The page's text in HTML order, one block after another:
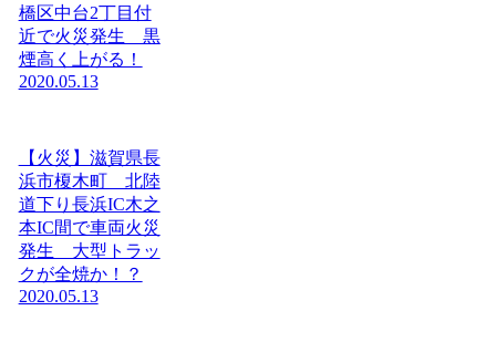
橋区中台2丁目付
近で火災発生 黒
煙高く上がる！
2020.05.13
【火災】滋賀県長
浜市榎木町 北陸
道下り長浜IC木之
本IC間で車両火災
発生 大型トラッ
クが全焼か！？
2020.05.13